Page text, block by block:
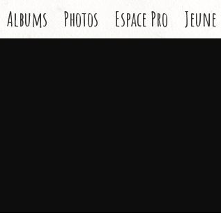
Albums Photos Espace Pro